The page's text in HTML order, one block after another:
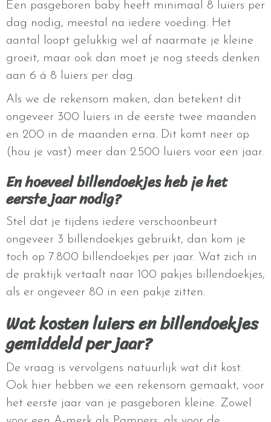
Een pasgeboren baby heeft minimaal 8 luiers per
dag nodig, meestal na iedere voeding. Het
aantal loopt gelukkig wel af naarmate je kleine
groeit, maar ook dan moet je nog steeds denken
aan 6 á 8 luiers per dag.
Als we de rekensom maken, dan betekent dit
ongeveer 300 luiers in de eerste twee maanden
en 200 in de maanden erna. Dit komt neer op
(hou je vast) meer dan 2.500 luiers voor een jaar.
En hoeveel billendoekjes heb je het
eerste jaar nodig?
Stel dat je tijdens iedere verschoonbeurt
ongeveer 3 billendoekjes gebruikt, dan kom je
toch op 7.800 billendoekjes per jaar. Wat zich in
de praktijk vertaalt naar 100 pakjes billendoekjes,
als er ongeveer 80 in een pakje zitten.
Wat kosten luiers en billendoekjes
gemiddeld per jaar?
De vraag is vervolgens natuurlijk wat dit kost.
Ook hier hebben we een rekensom gemaakt, voor
het eerste jaar van je pasgeboren kleine. Zowel